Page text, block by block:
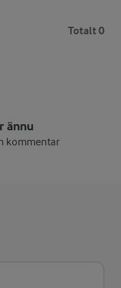
Totalt 0
ännu
kommentar